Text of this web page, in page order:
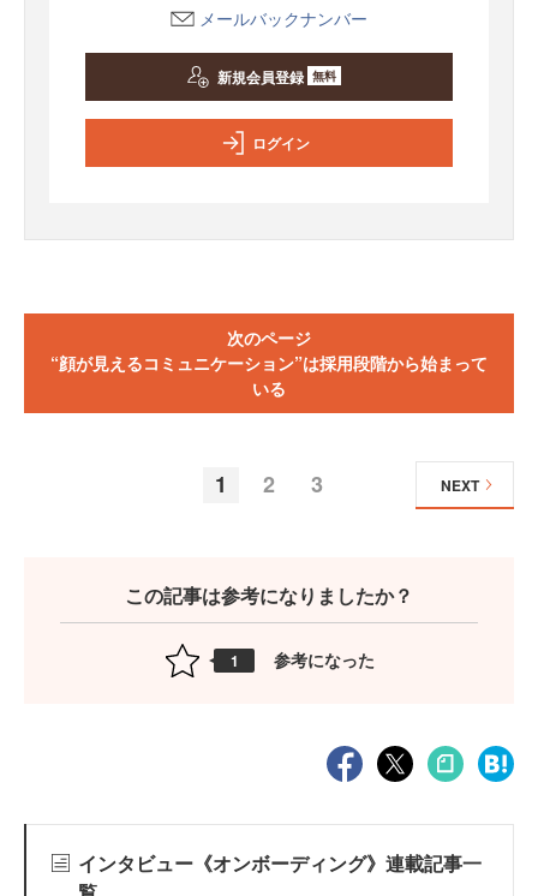
メールバックナンバー
新規会員登録 無料
ログイン
次のページ
“顔が見えるコミュニケーション”は採用段階から始まって
いる
1 2 3 NEXT
この記事は参考になりましたか？
1 参考になった
インタビュー《オンボーディング》連載記事一